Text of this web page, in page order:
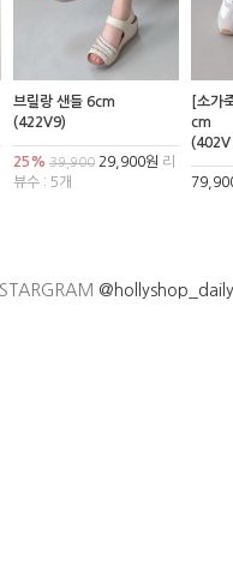
브릴랑 샌들 6cm
(422V9)
25% 39,90029,900원 리
뷰수 : 5개
[소가
cm
@hollyshop_daily